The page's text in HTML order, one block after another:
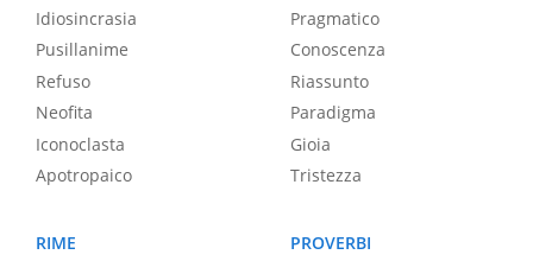
Idiosincrasia
Pusillanime
Refuso
Neofita
Iconoclasta
Apotropaico
Pragmatico
Conoscenza
Riassunto
Paradigma
Gioia
Tristezza
RIME
PROVERBI